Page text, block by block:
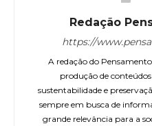
Redação
https://
A redação do
produção de
sustentabilidade e
sempre em busca de
grande relevância para a